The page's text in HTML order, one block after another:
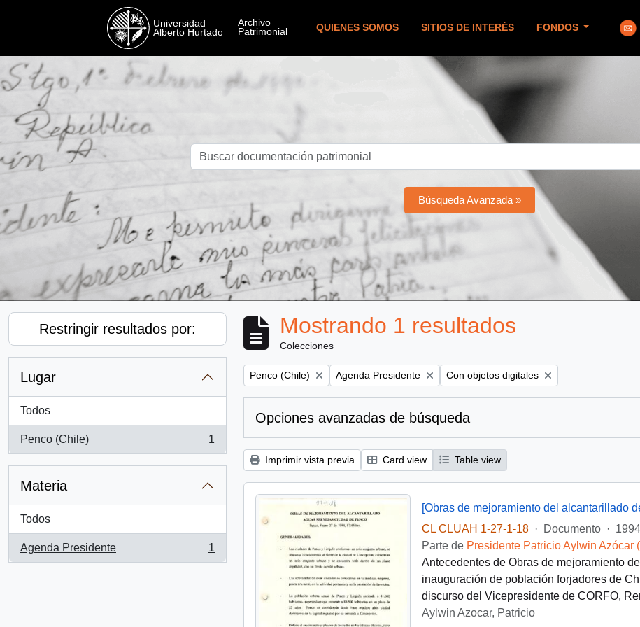
QUIENES SOMOS SITIOS DE INTERÉS FONDOS
Búsqueda Avanzada »
Restringir resultados por:
Lugar
Todos
Penco (Chile)
, 1 resultados
1
Materia
Todos
Agenda Presidente
, 1 resultados
1
Mostrando 1 resultados
Colecciones
Remove filter:
Penco (Chile) Remove filter:
Agenda Presidente Remove filter:
Con objetos digitales
Opciones avanzadas de búsqueda
Imprimir vista previa Card view Table view
CL CLUAH 1-27-1-18
· Documento ·
Parte de Presidente Patricio Aylwin Azócar
Antecedentes de Obras de mejoramiento
inauguración de población forjadores de
discurso del Vicepresidente de CORFO,
Aylwin Azocar, Patricio